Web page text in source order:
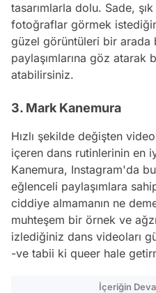
tasarımlarla dolu. Sade, şık
fotoğraflar görmek
güzel görüntüleri bir arada
paylaşımlarına göz atarak
atabilirsiniz.
3. Mark Kanemura
Hızlı şekilde değişten
içeren dans rutinlerinin en
Kanemura, Instagram'da
eğlenceli paylaşımlara
ciddiye almamanın ne
muhteşem bir örnek ve
izlediğiniz dans videoları
-ve tabii ki queer hale
İçeriğin